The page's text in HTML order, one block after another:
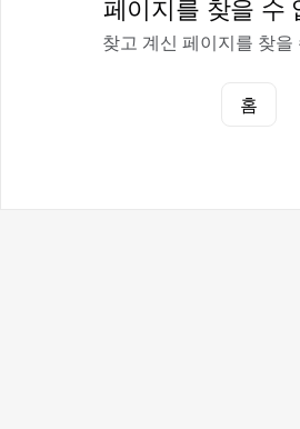
페이지를 찾을 수
찾고 계신 페이지를 찾을
홈